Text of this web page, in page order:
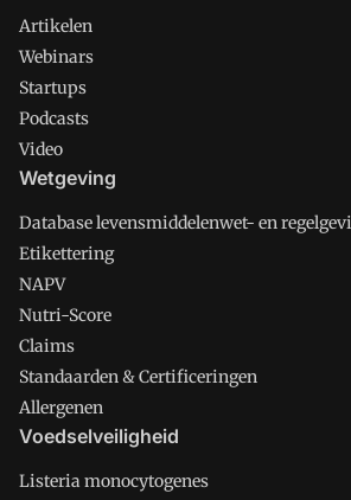
Artikelen
Webinars
Startups
Podcasts
Video
Wetgeving
Database levensmiddelenwet- en
Etikettering
NAPV
Nutri-Score
Claims
Standaarden & Certificeringen
Allergenen
Voedselveiligheid
Listeria monocytogenes